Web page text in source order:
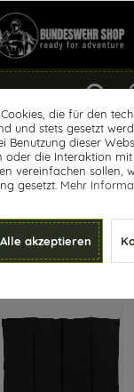
die für den
und stets gesetzt
Benutzung dieser
oder die Interaktion
vereinfachen sollen,
gesetzt. Mehr
Alle akzeptieren